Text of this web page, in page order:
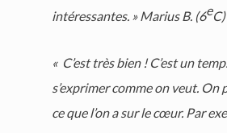
intéressantes. » Marius B. (6eC)
« C’est très bien ! C’est un
s’exprimer comme on veut.
ce que l’on a sur le cœur. Par